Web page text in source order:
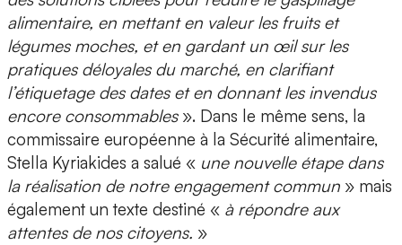
alimentaire, en mettant en valeur les fruits et
légumes moches, et en gardant un œil sur les
pratiques déloyales du marché, en clarifiant
l’étiquetage des dates et en donnant les invendus
encore consommables ». Dans le même sens, la
commissaire européenne à la Sécurité alimentaire,
Stella Kyriakides a salué « une nouvelle étape dans
la réalisation de notre engagement commun » mais
également un texte destiné « à répondre aux
attentes de nos citoyens. »